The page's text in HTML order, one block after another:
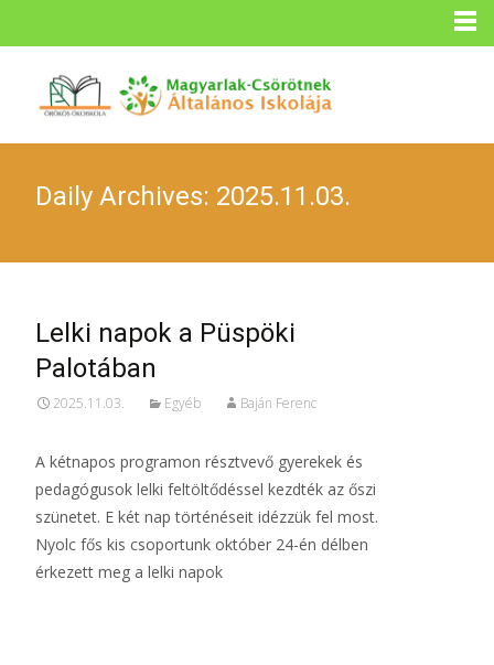
Daily Archives: 2025.11.03.
Lelki napok a Püspöki
Palotában
2025.11.03. Egyéb Baján Ferenc
A kétnapos programon résztvevő gyerekek és
pedagógusok lelki feltöltődéssel kezdték az őszi
szünetet. E két nap történéseit idézzük fel most.
Nyolc fős kis csoportunk október 24-én délben
érkezett meg a lelki napok